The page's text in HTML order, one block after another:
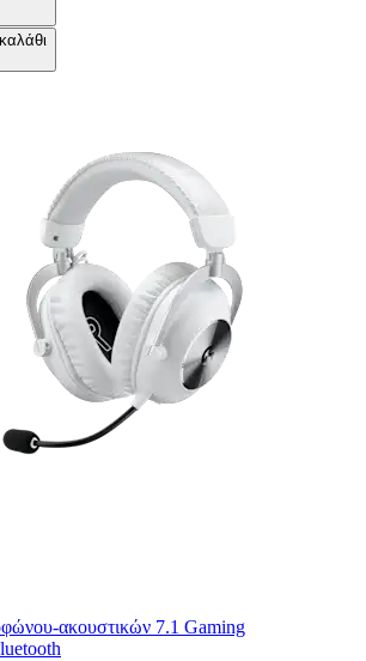
ακουστικών 7.1 Gaming